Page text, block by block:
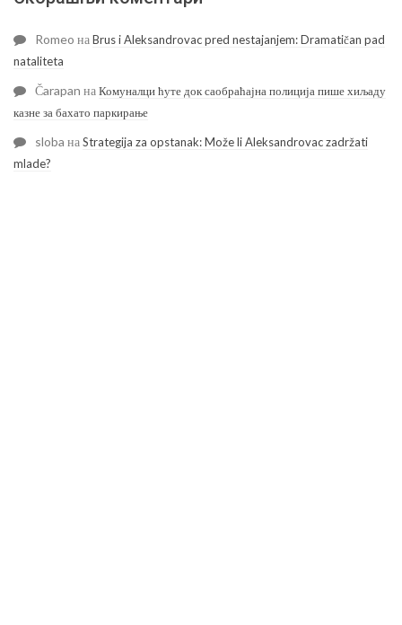
Romeo наBrus i Aleksandrovac pred nestajanjem: Dramatičan pad
nataliteta
Čarapan наКомуналци ћуте док саобраћајна полиција пише хиљаду
казне за бахато паркирање
sloba наStrategija za opstanak: Može li Aleksandrovac zadržati
mlade?